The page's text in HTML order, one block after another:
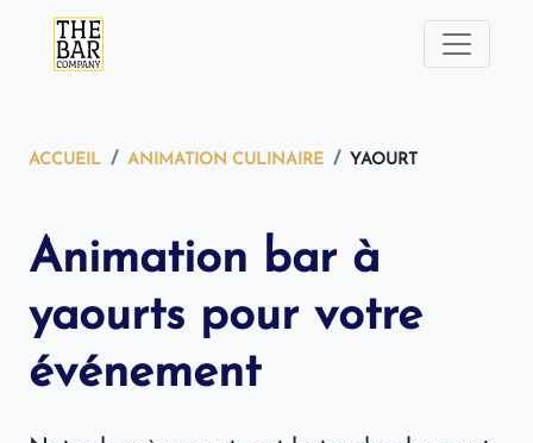
ACCUEIL ANIMATION CULINAIRE YAOURT
Animation bar à
yaourts pour votre
événement